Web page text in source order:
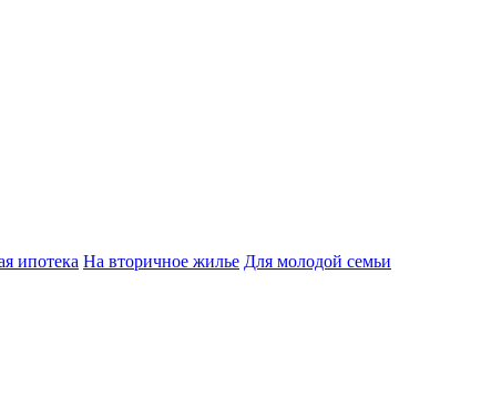
ипотека На вторичное жилье Для молодой семьи